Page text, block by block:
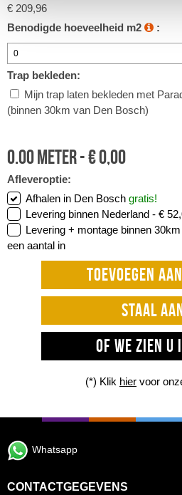
€ 209,96
Benodigde hoeveelheid m2
:
Trap bekleden:
Mijn trap laten bekleden met
(binnen 30km van Den Bosch)
0.00meter -€0,00
Afleveroptie:
Afhalen in Den Bosch gratis!
Levering binnen Nederland - €
Levering + montage binnen
een aantal in
TOEVOEGEN
STAAL
OF WE ZIEN U
(*) Klik hier voor
Whatsapp
CONTACTGEGEVENS